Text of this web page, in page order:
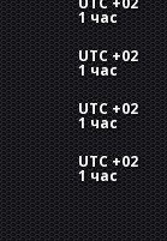
1 час
UTC +02
1 час
UTC +02
1 час
UTC +02
1 час